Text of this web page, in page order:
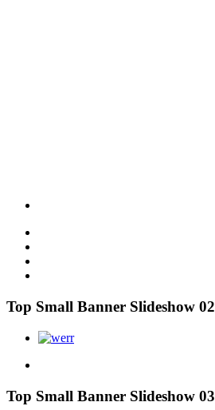
Top Small Banner Slideshow 02
Top Small Banner Slideshow 03